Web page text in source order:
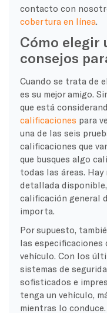
contacto con
cobertura en línea
Cómo elegir
consejos
Cuando se trata de
es su mejor amigo.
que está
calificaciones para
una de las seis
calificaciones que
que busques algo
todas las áreas.
detallada
calificación general
importa.
Por supuesto,
las especificaciones
vehículo. Con los
sistemas de
sofisticados e
tenga un vehículo,
mientras lo